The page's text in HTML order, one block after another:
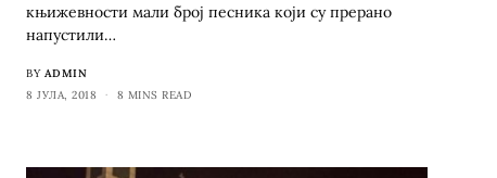
књижевности мали број песника који су прерано
напустили…
BY ADMIN
8 ЈУЛА, 2018
8 MINS READ